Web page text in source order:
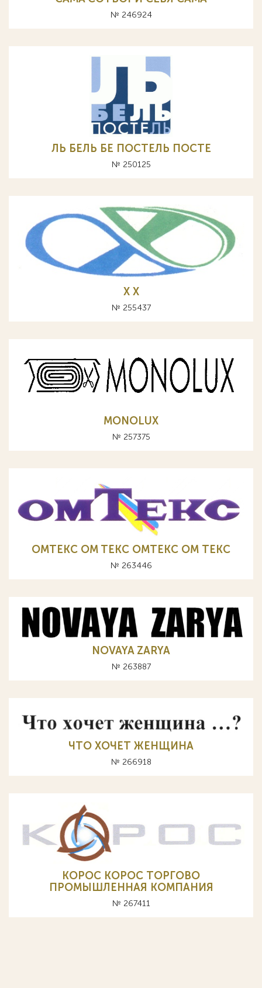
№ 246924
ЛЬ БЕЛЬ БЕ ПОСТЕЛЬ ПОСТЕ
№ 250125
Х X
№ 255437
MONOLUX
№ 257375
OMTEKC OM TEKC ОМТЕКС ОМ ТЕКС
№ 263446
NOVAYA ZARYA
№ 263887
ЧТО ХОЧЕТ ЖЕНЩИНА
№ 266918
KOPOC КОРОС ТОРГОВО
ПРОМЫШЛЕННАЯ КОМПАНИЯ
№ 267411